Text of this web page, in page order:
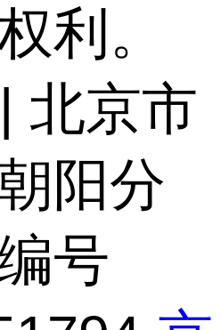
利。
北京市
阳分
号